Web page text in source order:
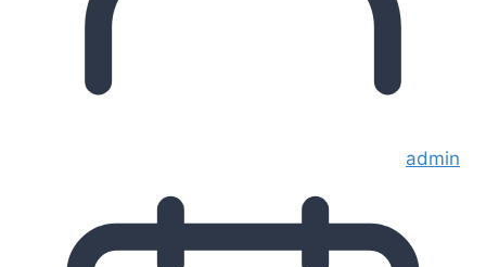
admin